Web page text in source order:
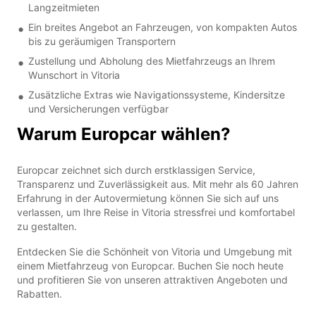
Langzeitmieten
Ein breites Angebot an Fahrzeugen, von kompakten Autos
bis zu geräumigen Transportern
Zustellung und Abholung des Mietfahrzeugs an Ihrem
Wunschort in Vitoria
Zusätzliche Extras wie Navigationssysteme, Kindersitze
und Versicherungen verfügbar
Warum Europcar wählen?
Europcar zeichnet sich durch erstklassigen Service,
Transparenz und Zuverlässigkeit aus. Mit mehr als 60 Jahren
Erfahrung in der Autovermietung können Sie sich auf uns
verlassen, um Ihre Reise in Vitoria stressfrei und komfortabel
zu gestalten.
Entdecken Sie die Schönheit von Vitoria und Umgebung mit
einem Mietfahrzeug von Europcar. Buchen Sie noch heute
und profitieren Sie von unseren attraktiven Angeboten und
Rabatten.